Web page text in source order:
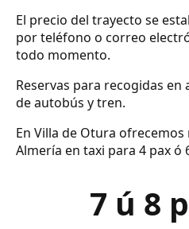
El precio del trayecto se
por teléfono o correo
todo momento.
Reservas para recogidas
de autobús y tren.
En Villa de Otura
Almería en taxi para 4 pax ó
7 ú 8